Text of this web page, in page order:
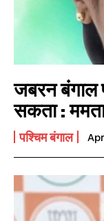
जबरन बंगाल
सकता :
पश्चिम बंगाल